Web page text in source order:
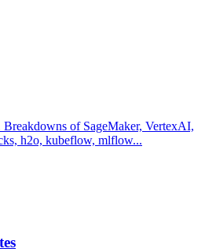
of SageMaker, VertexAI,
h2o, kubeflow, mlflow...